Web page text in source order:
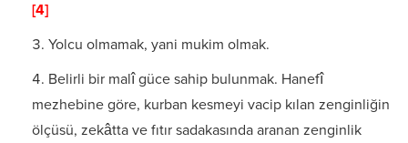
[4]
Yolcu olmamak, yani mukim olmak.
Belirli bir malî güce sahip bulunmak. Hanefî
mezhebine göre, kurban kesmeyi vacip kılan zenginliğin
ölçü­sü, zekâtta ve fıtır sadakasında aranan zenginlik